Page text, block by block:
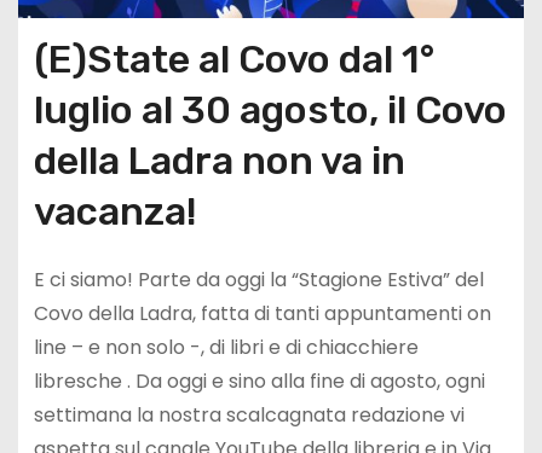
(E)State al Covo dal 1°
luglio al 30 agosto, il Covo
della Ladra non va in
vacanza!
E ci siamo! Parte da oggi la “Stagione Estiva” del
Covo della Ladra, fatta di tanti appuntamenti on
line – e non solo -, di libri e di chiacchiere
libresche . Da oggi e sino alla fine di agosto, ogni
settimana la nostra scalcagnata redazione vi